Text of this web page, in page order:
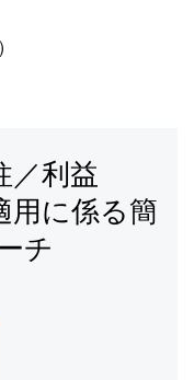
／利益
用に係る簡
チ